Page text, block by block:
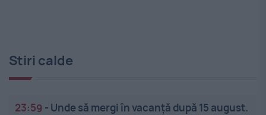
Stiri calde
23:59 - Unde să mergi în vacanță după 15 august.